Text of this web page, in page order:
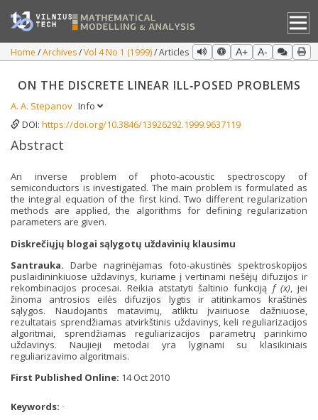
Home Archives Vol 4 No 1 (1999) Articles A+ A-
ON THE DISCRETE LINEAR ILL‐POSED PROBLEMS
A. A. Stepanov Info
DOI: https://doi.org/10.3846/13926292.1999.9637119
Abstract
An inverse problem of photo‐acoustic spectroscopy of
semiconductors is investigated. The main problem is formulated as
the integral equation of the first kind. Two different regularization
methods are applied, the algorithms for defining regularization
parameters are given.
Diskrečiųjų blogai sąlygotų uždavinių klausimu
Santrauka. Darbe nagrinėjamas foto‐akustinės spektroskopijos
puslaidininkiuose uždavinys, kuriame į vertinami nešėjų difuzijos ir
rekombinacijos procesai. Reikia atstatyti šaltinio funkciją f (x), jei
žinoma antrosios eilės difuzijos lygtis ir atitinkamos kraštinės
sąlygos. Naudojantis matavimų, atliktu įvairiuose dažniuose,
rezultatais sprendžiamas atvirkštinis uždavinys, keli reguliarizacijos
algoritmai, sprendžiamas reguliarizacijos parametrų parinkimo
uždavinys. Naujieji metodai yra lyginami su klasikiniais
reguliarizavimo algoritmais.
First Published Online: 14 Oct 2010
Keywords: -